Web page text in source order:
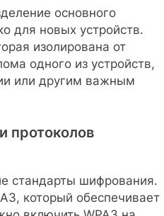
основного
для новых устройств.
изолирована от
одного из устройств,
или другим важным
протоколов
стандарты шифрования.
который обеспечивает